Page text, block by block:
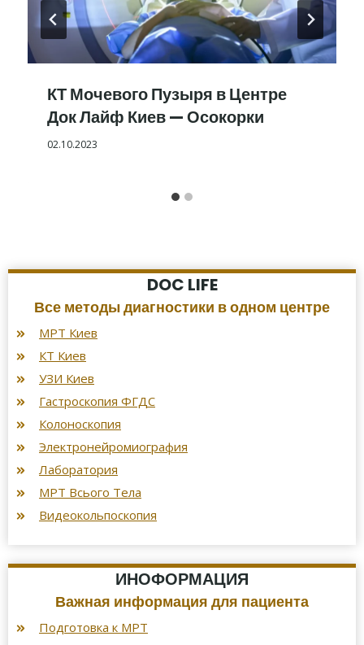
КТ Мочевого Пузыря в Центре
Док Лайф Киев — Осокорки
02.10.2023
DOC LIFE
Все методы диагностики в одном центре
МРТ Киев
КТ Киев
УЗИ Киев
Гастроскопия ФГДС
Колоноскопия
Электронейромиография
Лаборатория
МРТ Всього Тела
Видеокольпоскопия
ИНОФОРМАЦИЯ
Важная информация для пациента
Подготовка к МРТ